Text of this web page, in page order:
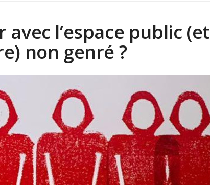
l’espace public (et
non genré ?